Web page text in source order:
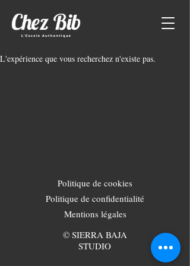
L'expérience que vous recherchez n'existe pas.
Politique de cookies
Politique de confidentialité
Mentions légales
© SIERRA BAJA
STUDIO